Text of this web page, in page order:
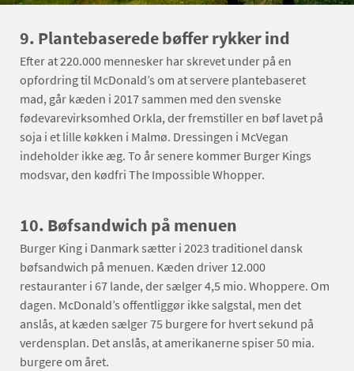
9. Plantebaserede bøffer rykker ind
Efter at 220.000 mennesker har skrevet under på en
opfordring til McDonald’s om at servere plantebaseret
mad, går kæden i 2017 sammen med den svenske
fødevarevirksomhed Orkla, der fremstiller en bøf lavet på
soja i et lille køkken i Malmø. Dressingen i McVegan
indeholder ikke æg. To år senere kommer Burger Kings
modsvar, den kødfri The Impossible Whopper.
10. Bøfsandwich på menuen
Burger King i Danmark sætter i 2023 traditionel dansk
bøfsandwich på menuen. Kæden driver 12.000
restauranter i 67 lande, der sælger 4,5 mio. Whoppere. Om
dagen. McDonald’s offentliggør ikke salgstal, men det
anslås, at kæden sælger 75 burgere for hvert sekund på
verdensplan. Det anslås, at amerikanerne spiser 50 mia.
burgere om året.